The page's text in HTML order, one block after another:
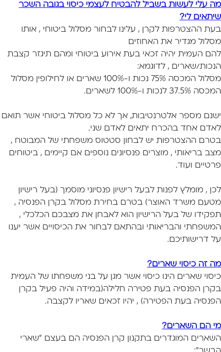
מה עלי לעשות בשביל להבטיח לעצמי כיסוי בגובה השכר
שיתאים לי?
בעת ההצטרפות לקרן , עלינו לבחור מסלול ביטוחי , אותו
מסלול מגדיר את האחוזים
להם העמית יהיה זכאי בעת אירוע ביטוחי ומהם תיגזר קצבת
הנכות/שארים , לדוגמא:
מסלול המכסה 75% נכות ו-100% שארים או לחילופין מסלול
המכסה 37.5% לנכות ו-100% לשארים.
ישנם מספר אלטרנטיבות, אך לא כל מסלול ביטוחי אשר תואם
לאדם אחד בהכרח יתאים לאדם שני.
בטרם ההצטרפות יש לבחון סטטוס משפחתי של המבוטח ,
מצב בריאותי , מוצרים פנסיונים נוספים אם קיימים , ביטוחים
פרטיים ועוד.
לכן , מומלץ לפנות לבעל רישיון פנסיוני מוסמך (בעל רישיון
מטעם משרד האוצר) בטרם בחירת מסלול בקרן הפנסיה ,
תפקידו של בעל הרישיון הוא לאבחן את מצבכם הכלכלי ,
המשפחתי והבריאותי ובהתאם לבחור את הכיסויים אשר יענו
על דרישותיכם.
מה זה כיסוי שארים?
כיסוי שארים הינו כיסוי אשר מגן על בני משפחתו של העמית
בקרן הפנסיה בעת פטירה חלילה(במידה והיה פעיל בקרן
הפנסיה בעת הפטירה) , יהיו זכאים שאריו לקצבה.
מי הם השארים?
השארים המוגדרים בתקנון קרן הפנסיה הם בעצם "שארי